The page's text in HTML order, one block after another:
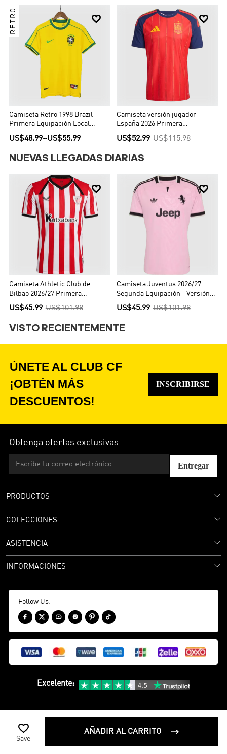

Save
AÑADIR AL CARRITO 

RETRO
Camiseta Retro 1998 Brazil
Primera Equipación Local
Hombre - Versión Hincha
US$48.99~US$55.99

Camiseta versión jugador
España 2026 Primera
Equipación Copa del Mundo -
Versión Jugador
US$52.99 US$115.98
NUEVAS LLEGADAS DIARIAS

Camiseta Athletic Club de
Bilbao 2026/27 Primera
Equipación - Versión Hincha
US$45.99 US$101.98

Camiseta Juventus 2026/27
Segunda Equipación - Versión
Hincha
US$45.99 US$101.98
VISTO RECIENTEMENTE
ÚNETE AL CLUB CF
¡OBTÉN MÁS
DESCUENTOS!
INSCRIBIRSE
Obtenga ofertas exclusivas
Entregar
PRODUCTOS
COLECCIONES
ASISTENCIA
INFORMACIONES
Follow Us:
     
Excelente:
política de privacidad Términos y condiciones
2020-2026 camisetasfutbol Camisetas Futbol Todos los Derechos